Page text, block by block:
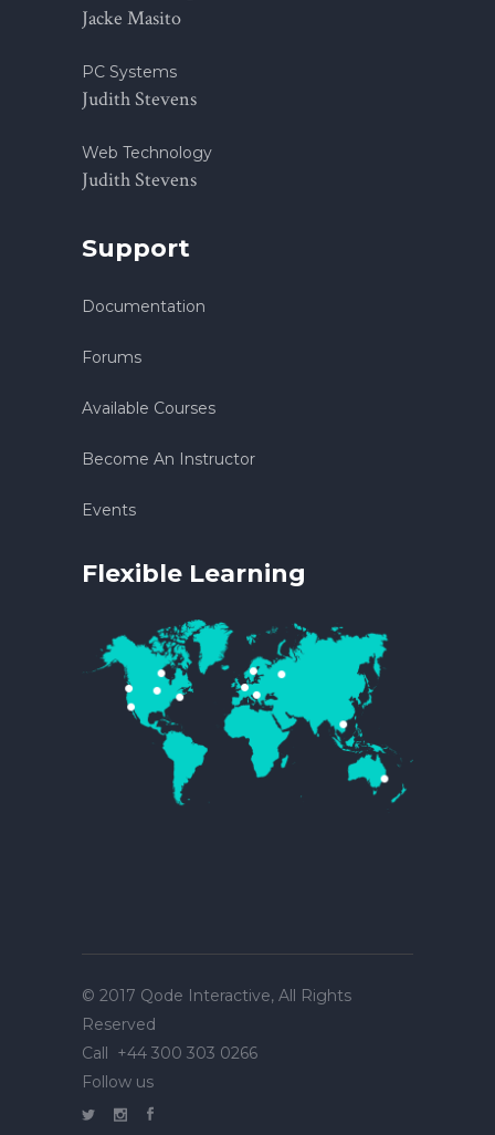
Jacke Masito
PC Systems
Judith Stevens
Web Technology
Judith Stevens
Support
Documentation
Forums
Available Courses
Become An Instructor
Events
Flexible Learning
© 2017 Qode Interactive, All Rights
Reserved
Call +44 300 303 0266
Follow us